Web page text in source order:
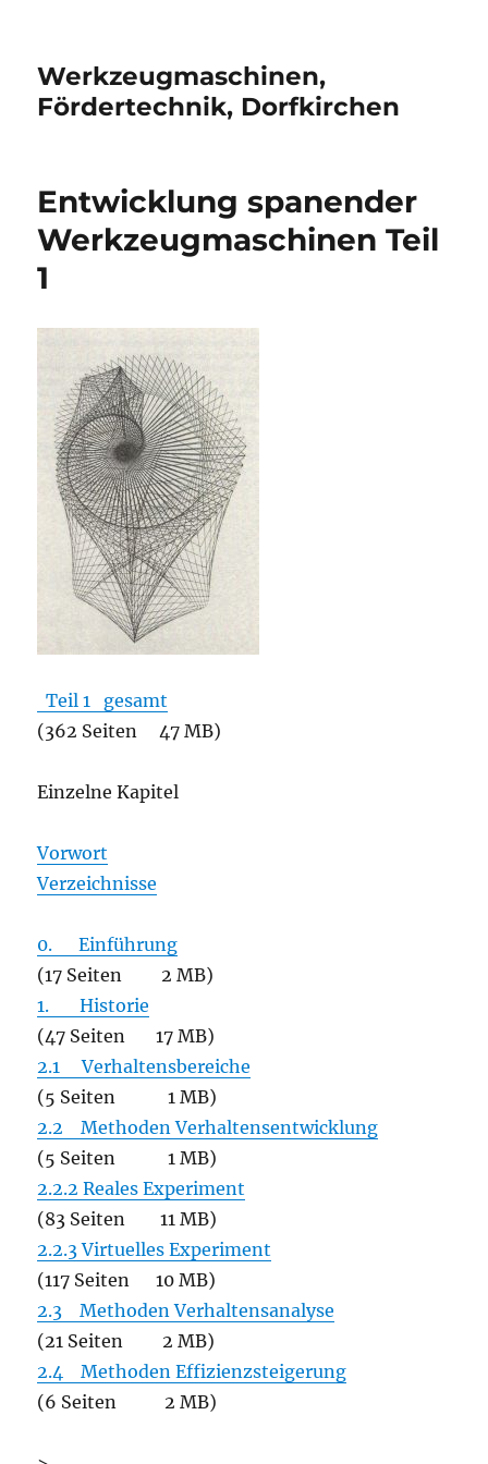
Werkzeugmaschinen,
Fördertechnik, Dorfkirchen
Entwicklung spanender
Werkzeugmaschinen Teil
1
Teil 1 gesamt
(362 Seiten 47 MB)
Einzelne Kapitel
Vorwort
Verzeichnisse
0. Einführung
(17 Seiten 2 MB)
1. Historie
(47 Seiten 17 MB)
2.1 Verhaltensbereiche
(5 Seiten 1 MB)
2.2 Methoden Verhaltensentwicklung
(5 Seiten 1 MB)
2.2.2 Reales Experiment
(83 Seiten 11 MB)
2.2.3 Virtuelles Experiment
(117 Seiten 10 MB)
2.3 Methoden Verhaltensanalyse
(21 Seiten 2 MB)
2.4 Methoden Effizienzsteigerung
(6 Seiten 2 MB)